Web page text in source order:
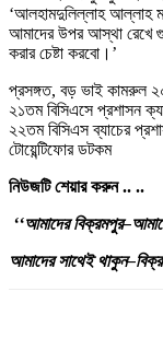
‘আলহামদুলিল্লাহ আল্লাহ
আমাদের উপর আস্থা রেখে
করার চেষ্টা করবো।’
প্রসঙ্গত, বড় ভাই কামরুল
২১তম বিসিএসে প্রশাসন
২২তম বিসিএস ব্যাচের
টোয়েন্টিফোর ডটকম
নিউজটি শেয়ার করুন.. ..
‘‘আমাদের বিক্রমপুর–
আমাদের সাথেই থাকুন–